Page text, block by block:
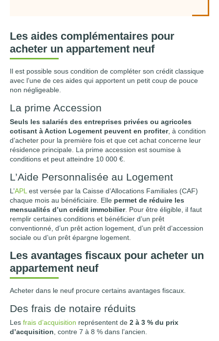
Les aides complémentaires pour
acheter un appartement neuf
Il est possible sous condition de compléter son crédit classique
avec l’une de ces aides qui apportent un petit coup de pouce
non négligeable.
La prime Accession
Seuls les salariés des entreprises privées ou agricoles
cotisant à Action Logement peuvent en profiter, à condition
d’acheter pour la première fois et que cet achat concerne leur
résidence principale. La prime accession est soumise à
conditions et peut atteindre 10 000 €.
L’Aide Personnalisée au Logement
L’APL est versée par la Caisse d’Allocations Familiales (CAF)
chaque mois au bénéficiaire. Elle permet de réduire les
mensualités d’un crédit immobilier. Pour être éligible, il faut
remplir certaines conditions et bénéficier d’un prêt
conventionné, d’un prêt action logement, d’un prêt d’accession
sociale ou d’un prêt épargne logement.
Les avantages fiscaux pour acheter un
appartement neuf
Acheter dans le neuf procure certains avantages fiscaux.
Des frais de notaire réduits
Les frais d’acquisition représentent de 2 à 3 % du prix
d’acquisition , contre 7 à 8 % dans l’ancien.